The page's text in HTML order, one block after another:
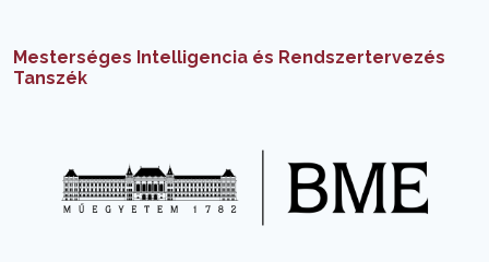
Mesterséges Intelligencia és Rendszertervezés
Tanszék